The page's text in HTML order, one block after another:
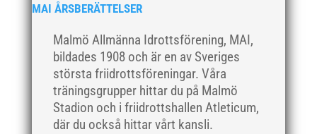
MAI ÅRSBERÄTTELSER
Malmö Allmänna Idrottsförening, MAI,
bildades 1908 och är en av Sveriges
största friidrottsföreningar. Våra
träningsgrupper hittar du på Malmö
Stadion och i friidrottshallen Atleticum,
där du också hittar vårt kansli.
december 2018
november 2018
oktober 2018
september 2018
augusti 2018
juli 2018